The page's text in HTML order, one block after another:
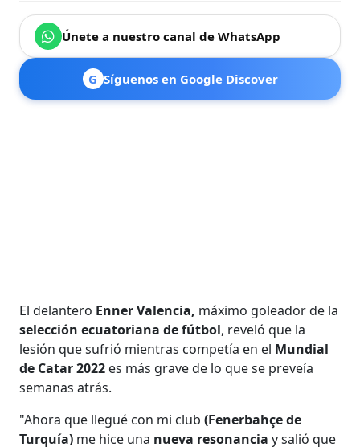
Únete a nuestro canal de WhatsApp
G Síguenos en Google Discover
El delantero Enner Valencia, máximo goleador de la
selección ecuatoriana de fútbol, reveló que la
lesión que sufrió mientras competía en el Mundial
de Catar2022 es más grave de lo que se preveía
semanas atrás.
"Ahora que llegué con mi club(Fenerbahçe de
Turquía) me hice una nueva resonanciay salió que